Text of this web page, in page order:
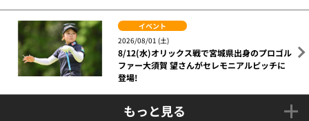
イベント
2026/08/01 (土)
8/12(水)オリックス戦で宮城県出身のプロゴル
ファー大須賀 望さんがセレモニアルピッチに
登場!
もっと見る